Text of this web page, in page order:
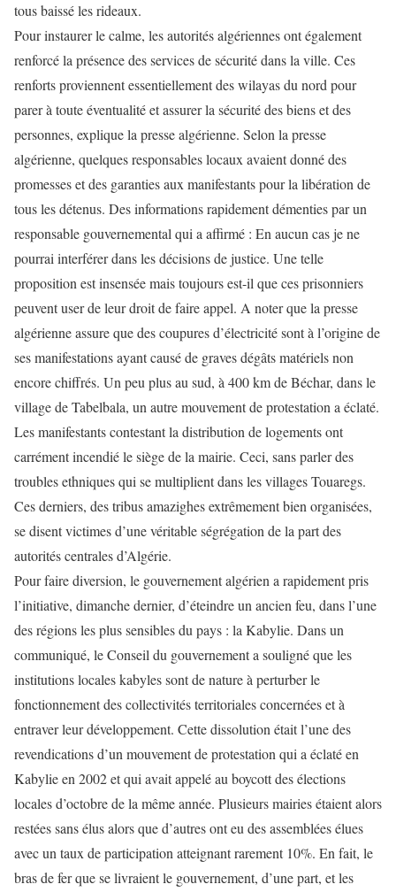
tous baissé les rideaux.
Pour instaurer le calme, les autorités algériennes ont également
renforcé la présence des services de sécurité dans la ville. Ces
renforts proviennent essentiellement des wilayas du nord pour
parer à toute éventualité et assurer la sécurité des biens et des
personnes, explique la presse algérienne. Selon la presse
algérienne, quelques responsables locaux avaient donné des
promesses et des garanties aux manifestants pour la libération de
tous les détenus. Des informations rapidement démenties par un
responsable gouvernemental qui a affirmé : En aucun cas je ne
pourrai interférer dans les décisions de justice. Une telle
proposition est insensée mais toujours est-il que ces prisonniers
peuvent user de leur droit de faire appel. A noter que la presse
algérienne assure que des coupures d’électricité sont à l’origine de
ses manifestations ayant causé de graves dégâts matériels non
encore chiffrés. Un peu plus au sud, à 400 km de Béchar, dans le
village de Tabelbala, un autre mouvement de protestation a éclaté.
Les manifestants contestant la distribution de logements ont
carrément incendié le siège de la mairie. Ceci, sans parler des
troubles ethniques qui se multiplient dans les villages Touaregs.
Ces derniers, des tribus amazighes extrêmement bien organisées,
se disent victimes d’une véritable ségrégation de la part des
autorités centrales d’Algérie.
Pour faire diversion, le gouvernement algérien a rapidement pris
l’initiative, dimanche dernier, d’éteindre un ancien feu, dans l’une
des régions les plus sensibles du pays : la Kabylie. Dans un
communiqué, le Conseil du gouvernement a souligné que les
institutions locales kabyles sont de nature à perturber le
fonctionnement des collectivités territoriales concernées et à
entraver leur développement. Cette dissolution était l’une des
revendications d’un mouvement de protestation qui a éclaté en
Kabylie en 2002 et qui avait appelé au boycott des élections
locales d’octobre de la même année. Plusieurs mairies étaient alors
restées sans élus alors que d’autres ont eu des assemblées élues
avec un taux de participation atteignant rarement 10%. En fait, le
bras de fer que se livraient le gouvernement, d’une part, et les